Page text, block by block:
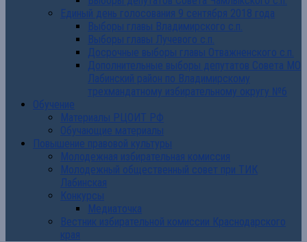
Единый день голосования 9 сентября 2018 года
Выборы главы Владимирского с.п.
Выборы главы Лучевого с.п.
Досрочные выборы главы Отважненского с.п.
Дополнительные выборы депутатов Совета МО
Лабинский район по Владимирскому
трехмандатному избирательному округу №6
Обучение
Материалы РЦОИТ РФ
Обучающие материалы
Повышение правовой культуры
Молодежная избирательная комиссия
Молодежный общественный совет при ТИК
Лабинская
Конкурсы
Медиаточка
Вестник избирательной комиссии Краснодарского
края